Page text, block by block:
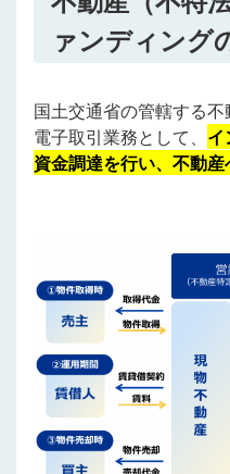
ァンディング
国土交通省の管轄する
電子取引業務として、 イ
資金調達を行い、不動